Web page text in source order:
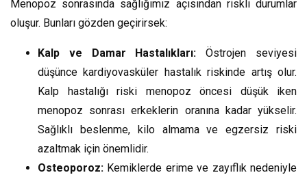
Menopoz sonrasında sağlığımız açısından riskli durumlar
oluşur. Bunları gözden geçirirsek:
Kalp ve Damar Hastalıkları: Östrojen seviyesi
düşünce kardiyovasküler hastalık riskinde artış olur.
Kalp hastalığı riski menopoz öncesi düşük iken
menopoz sonrası erkeklerin oranına kadar yükselir.
Sağlıklı beslenme, kilo almama ve egzersiz riski
azaltmak için önemlidir.
Osteoporoz: Kemiklerde erime ve zayıflık nedeniyle